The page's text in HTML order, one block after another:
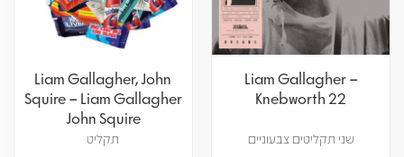
Liam Gallagher –
Knebworth 22
שני תקליטים צבעוניים
Liam Gallagher, John
Squire – Liam Gallagher
John Squire
תקליט